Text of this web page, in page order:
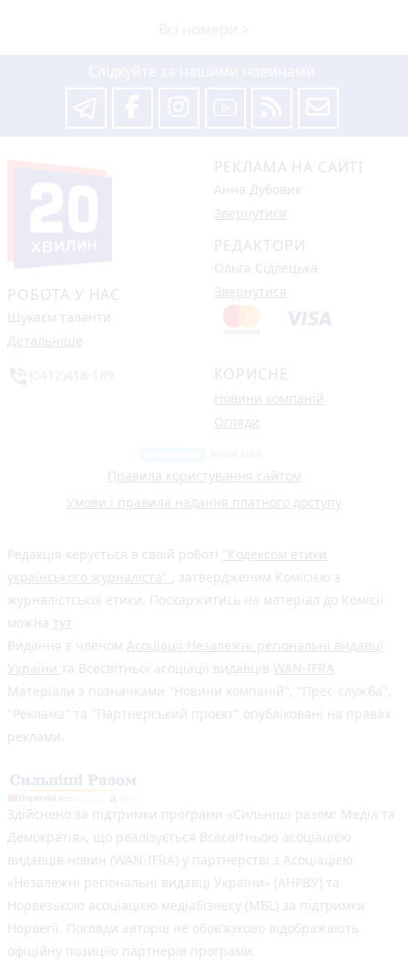
РОБОТА У НАС
Шукаєм таланти
Детальніше
РЕКЛАМА НА САЙТІ
Анна Дубовик
Звернутися
РЕДАКТОРИ
Ольга Сідлецька
Звернутися
КОРИСНЕ
Новини компаній
Огляди
Правила користування сайтом
Умови і правила надання платного доступу
Редакція керується в своїй роботі "Кодексом етики
українського журналіста" , затвердженим Комісією з
журналістської етики. Поскаржитись на матеріал до Комісії
можна тут
Видання є членом Асоціації Незалежні регіональні видавці
України та Всесвітньої асоціації видавців WAN-IFRA
Матеріали з позначками "Новини компаній", "Прес-служба",
"Реклама" та "Партнерський проєкт" опубліковані на правах
реклами.
Здійснено за підтримки програми «Сильніші разом: Медіа та
Демократія», що реалізується Всесвітньою асоціацією
видавців новин (WAN-IFRA) у партнерстві з Асоціацією
«Незалежні регіональні видавці України» (АНРВУ) та
Норвезькою асоціацією медіабізнесу (MBL) за підтримки
Норвегії. Погляди авторів не обов’язково відображають
офіційну позицію партнерів програми.